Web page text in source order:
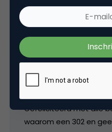
6 Reacties
Maarten
Gefeliciteerd met alle
waarom een 302 en